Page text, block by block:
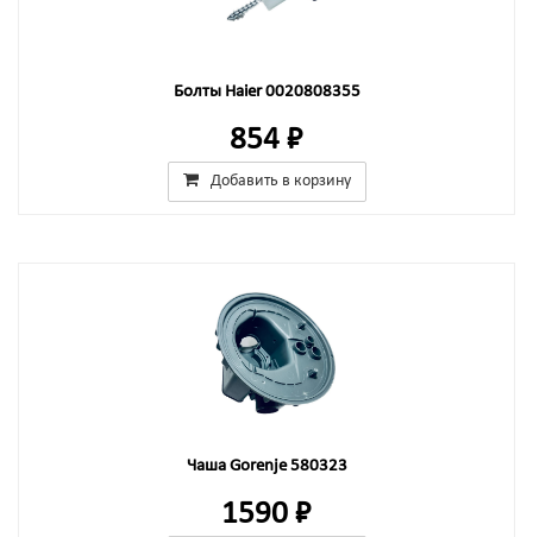
Болты Haier 0020808355
854 ₽
Добавить в корзину
Чаша Gorenje 580323
1590 ₽